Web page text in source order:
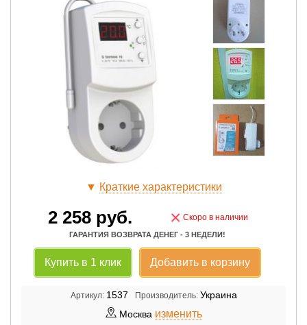
▼ Краткие характеристики
2 258руб. × Скоро в наличии
ГАРАНТИЯ ВОЗВРАТА ДЕНЕГ - 3 НЕДЕЛИ!
Купить в 1 клик Добавить в корзину
Артикул: 1537 Производитель: Украина
Москва изменить